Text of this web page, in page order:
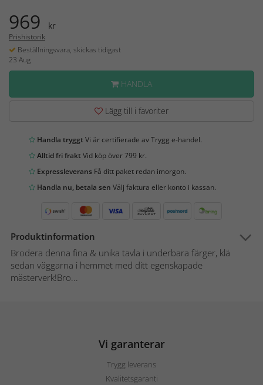
969 kr
Prishistorik
Beställningsvara, skickas tidigast
23 Aug
HANDLA
Lägg till i favoriter
Handla tryggtVi är certifierade av Trygg e-handel.
Alltid fri fraktVid köp över 799 kr.
Expressleverans Få ditt paket redan imorgon.
Handla nu, betala sen Välj faktura eller konto i kassan.
Produktinformation
Brodera denna fina & unika tavla i underbara färger, klä
sedan väggarna i hemmet med ditt egenskapade
mästerverk!Bro...
Vi garanterar
Trygg leverans
Kvalitetsgaranti